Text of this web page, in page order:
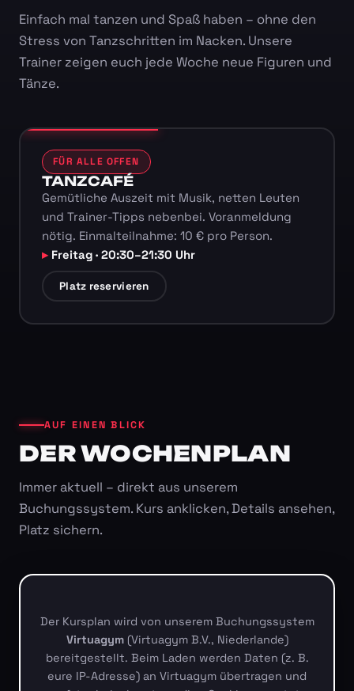
Einfach mal tanzen und Spaß haben – ohne den
Stress von Tanzschritten im Nacken. Unsere
Trainer zeigen euch jede Woche neue Figuren und
Tänze.
FÜR ALLE OFFEN
TANZCAFÉ
Gemütliche Auszeit mit Musik, netten Leuten
und Trainer-Tipps nebenbei. Voranmeldung
nötig. Einmalteilnahme: 10 € pro Person.
Freitag · 20:30–21:30 Uhr
Platz reservieren
AUF EINEN BLICK
DER WOCHENPLAN
Immer aktuell – direkt aus unserem
Buchungssystem. Kurs anklicken, Details ansehen,
Platz sichern.
Der Kursplan wird von unserem Buchungssystem
Virtuagym(Virtuagym B.V., Niederlande)
bereitgestellt. Beim Laden werden Daten (z. B.
eure IP-Adresse) an Virtuagym übertragen und